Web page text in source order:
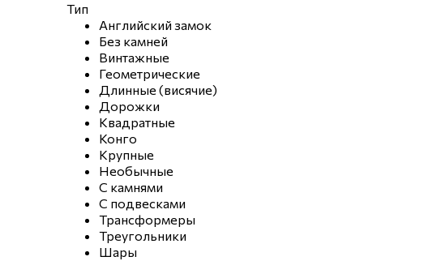
Тип
Английский замок
Без камней
Винтажные
Геометрические
Длинные (висячие)
Дорожки
Квадратные
Конго
Крупные
Необычные
С камнями
С подвесками
Трансформеры
Треугольники
Шары